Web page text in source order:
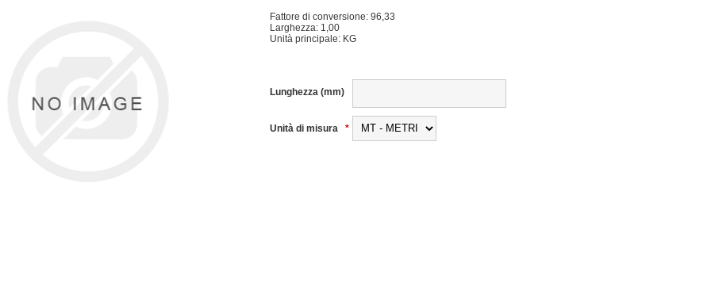
Fattore di conversione: 96,33
Larghezza: 1,00
Unità principale: KG
Lunghezza (mm)
Unità di misura *